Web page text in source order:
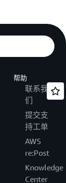
帮助
联系我
们
提交支
持工单
AWS
re:Post
Knowledge
Center